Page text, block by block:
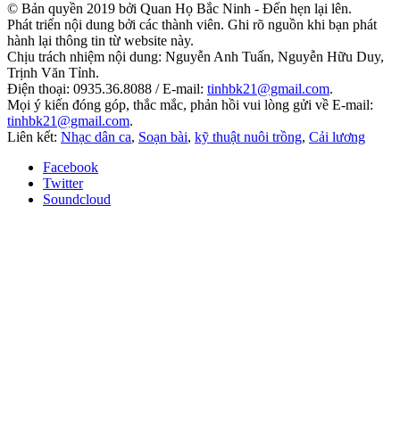
© Bản quyền 2019 bởi Quan Họ Bắc Ninh - Đến hẹn lại lên.
Phát triển nội dung bởi các thành viên. Ghi rõ nguồn khi bạn phát
hành lại thông tin từ website này.
Chịu trách nhiệm nội dung: Nguyễn Anh Tuấn, Nguyễn Hữu Duy,
Trịnh Văn Tỉnh.
Điện thoại: 0935.36.8088 / E-mail: tinhbk21@gmail.com.
Mọi ý kiến đóng góp, thắc mắc, phản hồi vui lòng gửi về E-mail:
tinhbk21@gmail.com.
Liên kết: Nhạc dân ca, Soạn bài, kỹ thuật nuôi trồng, Cải lương
Facebook
Twitter
Soundcloud